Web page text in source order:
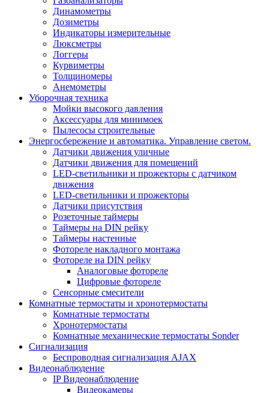
Динамометры
Дозиметры
Индикаторы измерительные
Люксметры
Логгеры
Курвиметры
Толщиномеры
Анемометры
Уборочная техника
Мойки высокого давления
Аксессуары для минимоек
Пылесосы строительные
Энергосбережение и автоматика. Управление светом.
Датчики движения уличные
Датчики движения для помещений
LED-светильники и прожекторы с датчиком
движения
LED-светильники и прожекторы
Датчики присутствия
Розеточные таймеры
Таймеры на DIN рейку
Таймеры настенные
Фотореле накладного монтажа
Фотореле на DIN рейку
Аналоговые фотореле
Цифровые фотореле
Сенсорные смесители
Комнатные термостаты и хронотермостаты
Комнатные термостаты
Хронотермостаты
Комнатные механические термостаты Sonder
Сигнализация
Беспроводная сигнализация AJAX
Видеонаблюдение
IP Видеонаблюдение
Видеокамеры